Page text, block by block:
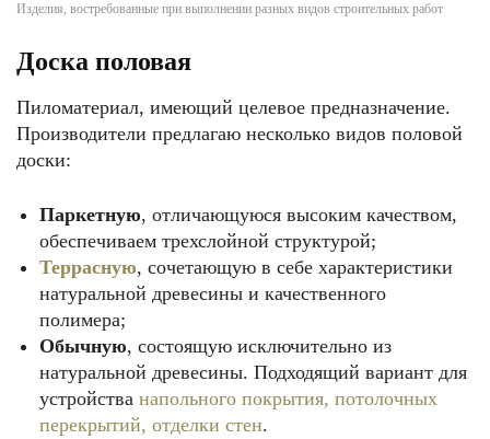
Изделия, востребованные при выполнении разных видов строительных работ
Доска половая
Пиломатериал, имеющий целевое предназначение.
Производители предлагаю несколько видов половой
доски:
Паркетную, отличающуюся высоким качеством,
обеспечиваем трехслойной структурой;
Террасную, сочетающую в себе характеристики
натуральной древесины и качественного
полимера;
Обычную, состоящую исключительно из
натуральной древесины. Подходящий вариант для
устройства напольного покрытия, потолочных
перекрытий, отделки стен.